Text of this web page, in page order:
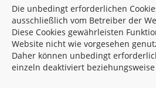
Die unbedingt erforderlichen
ausschließlich vom Betreiber der
Diese Cookies gewährleisten
Website nicht wie vorgesehen
Daher können unbedingt
einzeln deaktiviert